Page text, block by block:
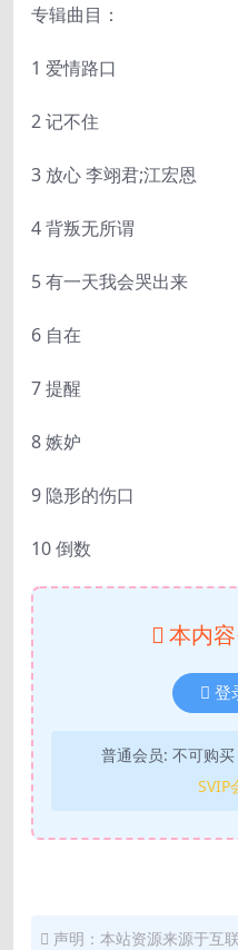
专辑曲目：
1 爱情路口
2 记不住
3 放心 李翊君;江宏恩
4 背叛无所谓
5 有一天我会哭出来
6 自在
7 提醒
8 嫉妒
9 隐形的伤口
10 倒数
本内
登
普通会员: 不可购买
SVIP
声明：本站资源来源于互